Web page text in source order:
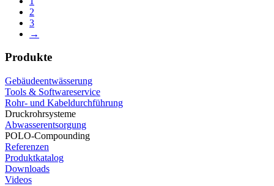
2
3
→
Produkte
Gebäudeentwässerung
Tools & Softwareservice
Rohr- und Kabeldurchführung
Druckrohrsysteme
Abwasserentsorgung
POLO-Compounding
Referenzen
Produktkatalog
Downloads
Videos